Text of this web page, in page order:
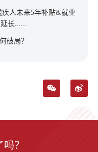
人未来5年补贴&就业
长......
破局？
？